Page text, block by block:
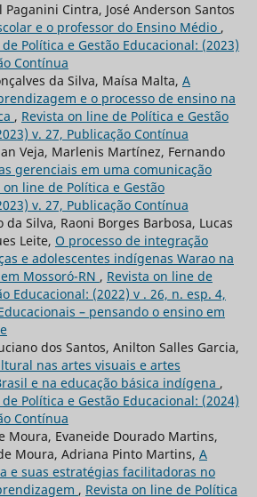
Paganini Cintra, José Anderson Santos
e o professor do Ensino Médio ,
Política e Gestão Educacional: (2023)
Contínua
da Silva, Maísa Malta, A
e o processo de ensino na
, Revista on line de Política e Gestão
v. 27, Publicação Contínua
Veja, Marlenis Martínez, Fernando
gerenciais em uma comunicação
on line de Política e Gestão
v. 27, Publicação Contínua
da Silva, Raoni Borges Barbosa, Lucas
Leite, O processo de integração
e adolescentes indígenas Warao na
Mossoró-RN , Revista on line de
Educacional: (2022) v . 26, n. esp. 4,
– pensando o ensino em
dos Santos, Anilton Salles Garcia,
nas artes visuais e artes
e na educação básica indígena ,
Política e Gestão Educacional: (2024)
Contínua
Moura, Evaneide Dourado Martins,
Moura, Adriana Pinto Martins, A
e suas estratégias facilitadoras no
, Revista on line de Política